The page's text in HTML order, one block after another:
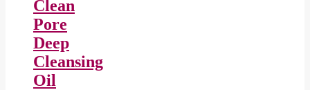
Clean
Pore
Deep
Cleansing
Oil